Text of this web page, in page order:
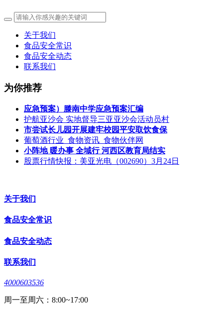
关于我们
食品安全常识
食品安全动态
联系我们
为你推荐
应急预案）滕南中学应急预案汇编
护航亚沙会 实地督导三亚亚沙会活动员村
市尝试长儿园开展建牢校园平安取饮食保
葡萄酒行业_食物资讯_食物伙伴网
小阵地 暖办事 全域行 河西区教育局结实
股票行情快报：美亚光电（002690）3月24日
关于我们
食品安全常识
食品安全动态
联系我们
4000603536
周一至周六：8:00~17:00